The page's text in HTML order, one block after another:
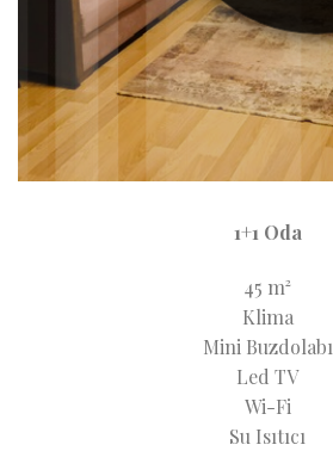
1+1 Oda
45 m²
Klima
Mini Buzdolabı
Led TV
Wi-Fi
Su Isıtıcı